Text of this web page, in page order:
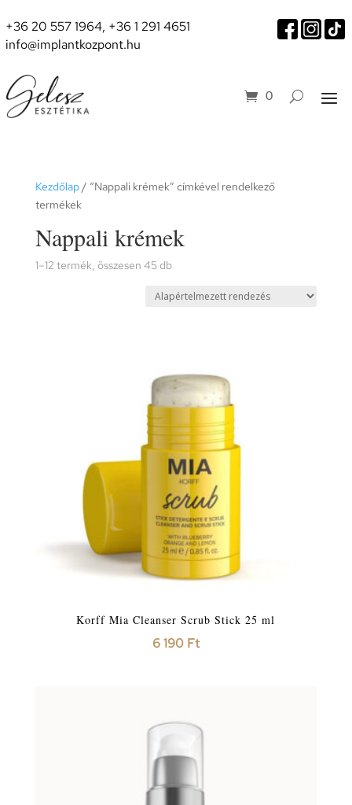
+36 20 557 1964, +36 1 291 4651
info@implantkozpont.hu
0
Kezdőlap/ “Nappali krémek” címkével rendelkező
termékek
Nappali krémek
1–12 termék, összesen 45 db
Korff Mia Cleanser Scrub Stick 25 ml
6 190 Ft